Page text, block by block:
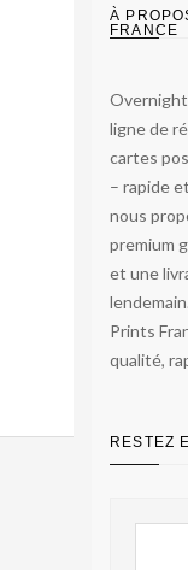
À
FRANCE
ligne de
cartes
– rapide
nous
premium
et une
Prints
qualité,
RESTEZ